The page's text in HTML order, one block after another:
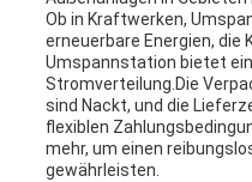
Ob in Kraftwerken,
erneuerbare Energien,
Umspannstation bietet
Stromverteilung.Die
sind Nackt, und die
flexiblen
mehr, um einen
gewährleisten.